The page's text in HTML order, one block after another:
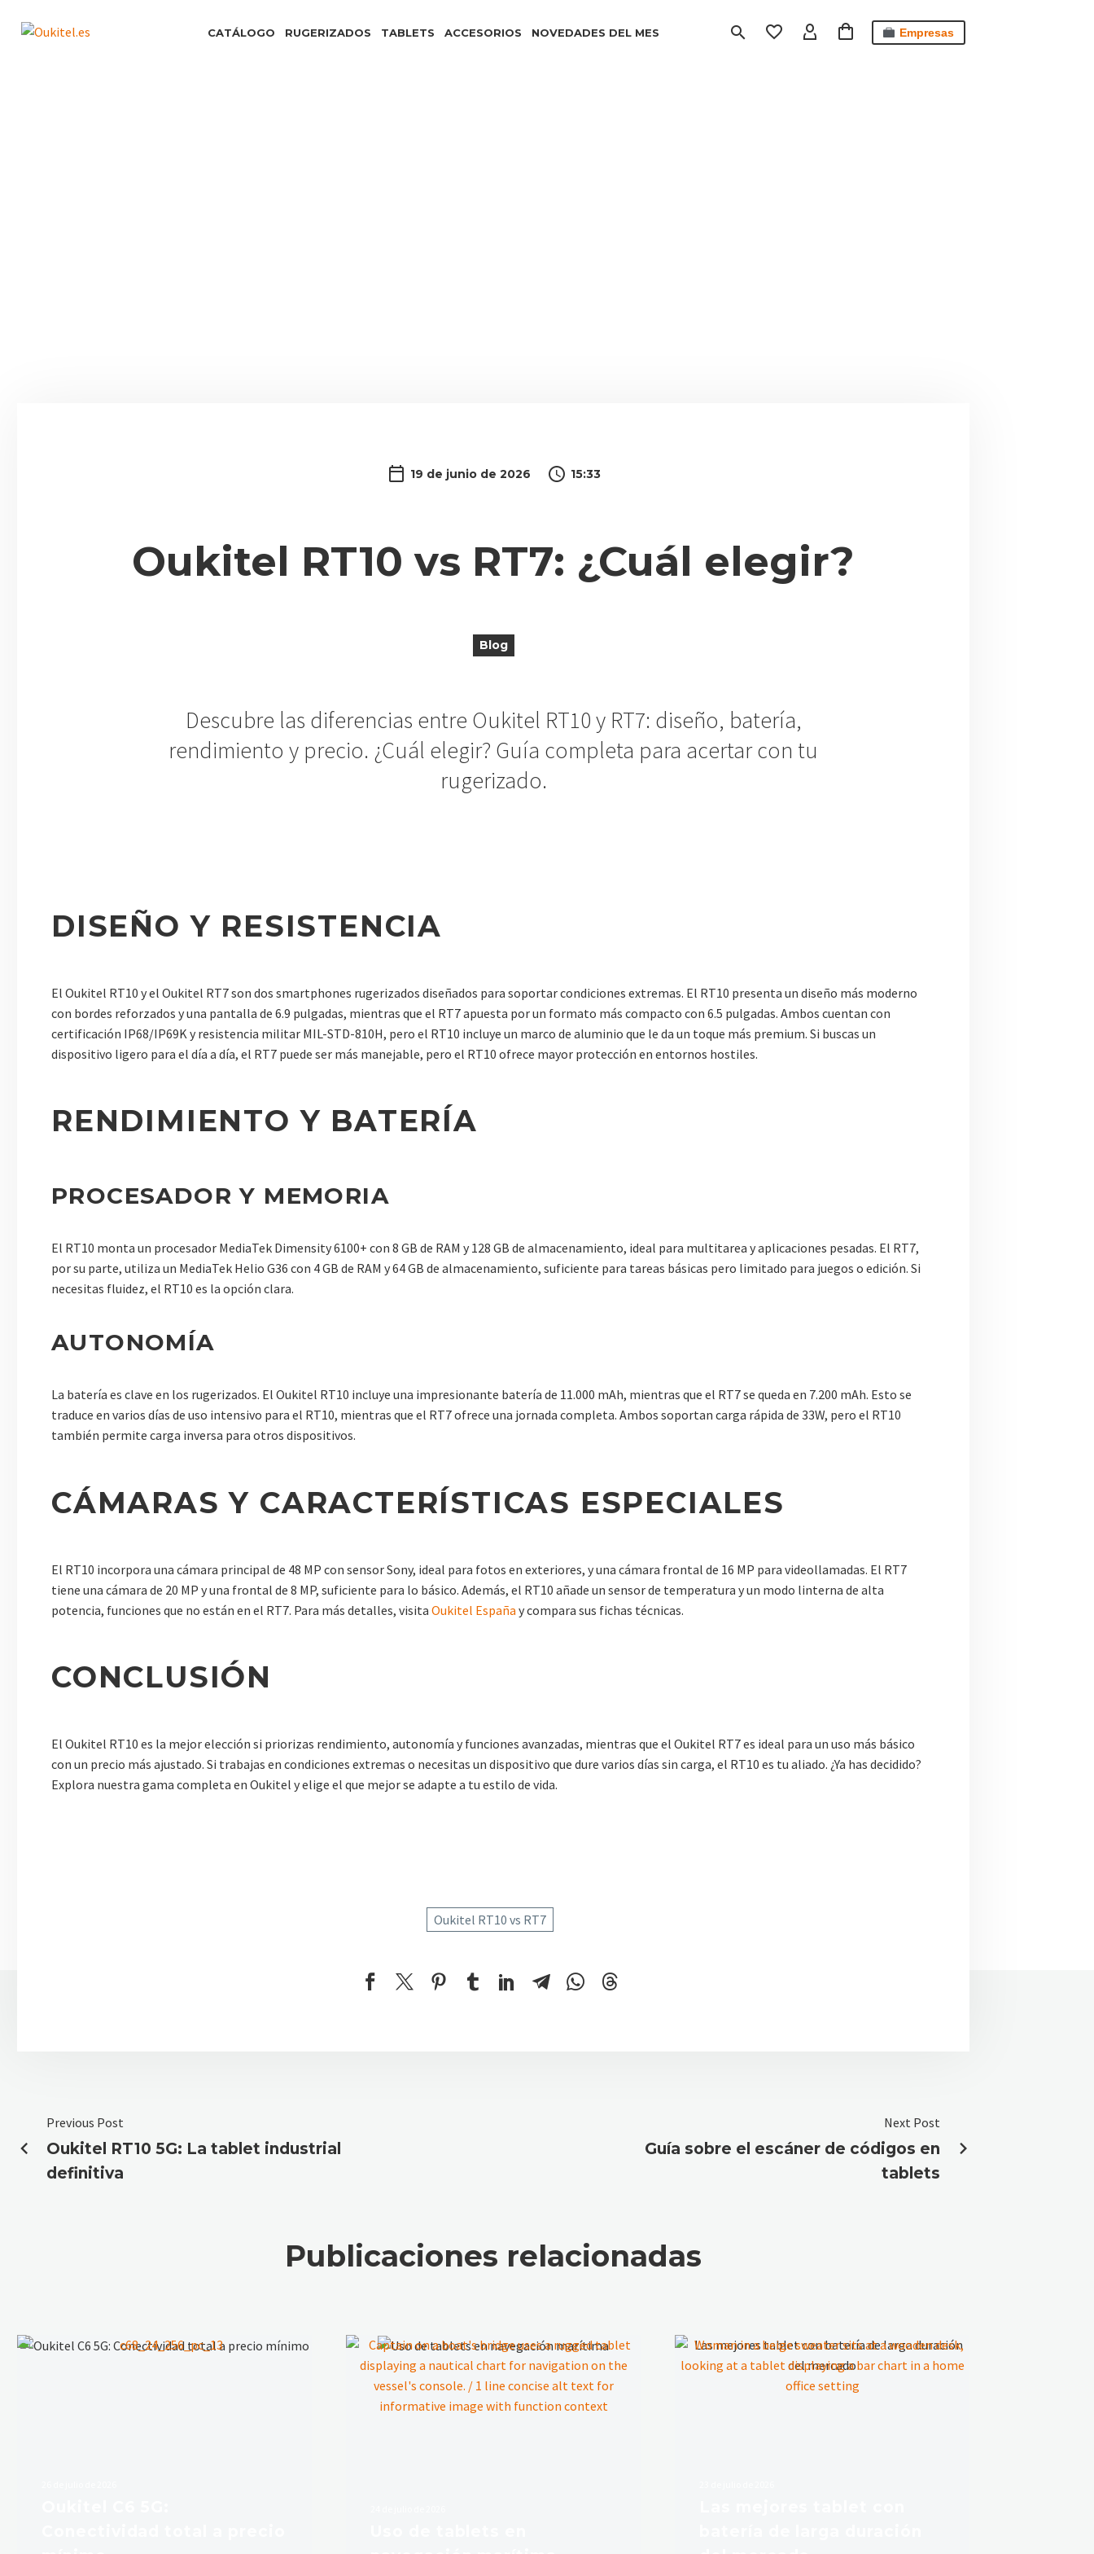
CATÁLOGO RUGERIZADOS TABLETS ACCESORIOS NOVEDADES DEL MES Empresas
19 de junio de 2026 15:33
Oukitel RT10 vs RT7: ¿Cuál elegir?
Blog
Descubre las diferencias entre Oukitel RT10 y RT7: diseño, batería,
rendimiento y precio. ¿Cuál elegir? Guía completa para acertar con tu
rugerizado.
DISEÑO Y RESISTENCIA
El Oukitel RT10 y el Oukitel RT7 son dos smartphones rugerizados diseñados para soportar condiciones extremas. El RT10 presenta un diseño más moderno
con bordes reforzados y una pantalla de 6.9 pulgadas, mientras que el RT7 apuesta por un formato más compacto con 6.5 pulgadas. Ambos cuentan con
certificación IP68/IP69K y resistencia militar MIL-STD-810H, pero el RT10 incluye un marco de aluminio que le da un toque más premium. Si buscas un
dispositivo ligero para el día a día, el RT7 puede ser más manejable, pero el RT10 ofrece mayor protección en entornos hostiles.
RENDIMIENTO Y BATERÍA
PROCESADOR Y MEMORIA
El RT10 monta un procesador MediaTek Dimensity 6100+ con 8 GB de RAM y 128 GB de almacenamiento, ideal para multitarea y aplicaciones pesadas. El RT7,
por su parte, utiliza un MediaTek Helio G36 con 4 GB de RAM y 64 GB de almacenamiento, suficiente para tareas básicas pero limitado para juegos o edición. Si
necesitas fluidez, el RT10 es la opción clara.
AUTONOMÍA
La batería es clave en los rugerizados. El Oukitel RT10 incluye una impresionante batería de 11.000 mAh, mientras que el RT7 se queda en 7.200 mAh. Esto se
traduce en varios días de uso intensivo para el RT10, mientras que el RT7 ofrece una jornada completa. Ambos soportan carga rápida de 33W, pero el RT10
también permite carga inversa para otros dispositivos.
CÁMARAS Y CARACTERÍSTICAS ESPECIALES
El RT10 incorpora una cámara principal de 48 MP con sensor Sony, ideal para fotos en exteriores, y una cámara frontal de 16 MP para videollamadas. El RT7
tiene una cámara de 20 MP y una frontal de 8 MP, suficiente para lo básico. Además, el RT10 añade un sensor de temperatura y un modo linterna de alta
potencia, funciones que no están en el RT7. Para más detalles, visita Oukitel España y compara sus fichas técnicas.
CONCLUSIÓN
El Oukitel RT10 es la mejor elección si priorizas rendimiento, autonomía y funciones avanzadas, mientras que el Oukitel RT7 es ideal para un uso más básico
con un precio más ajustado. Si trabajas en condiciones extremas o necesitas un dispositivo que dure varios días sin carga, el RT10 es tu aliado. ¿Ya has decidido?
Explora nuestra gama completa en Oukitel y elige el que mejor se adapte a tu estilo de vida.
Oukitel RT10 vs RT7
Previous Post
Oukitel RT10 5G: La tablet industrial
definitiva
Next Post
Guía sobre el escáner de códigos en
tablets
Publicaciones relacionadas